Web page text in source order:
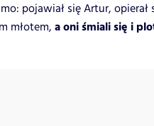
pojawiał się Artur, opierał
młotem, a oni śmiali się i